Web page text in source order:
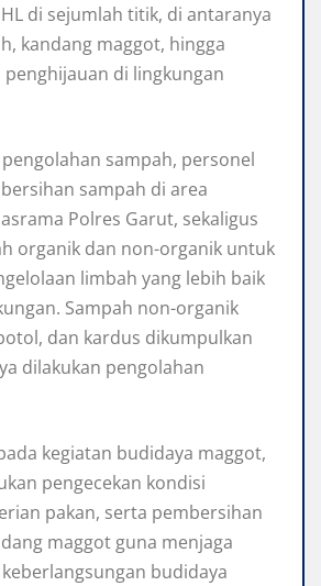
di sejumlah titik, di antaranya
kandang maggot, hingga
di lingkungan
sampah, personel
sampah di area
Polres Garut, sekaligus
organik dan non-organik untuk
limbah yang lebih baik
Sampah non-organik
dan kardus dikumpulkan
dilakukan pengolahan
kegiatan budidaya maggot,
pengecekan kondisi
pakan, serta pembersihan
maggot guna menjaga
budidaya